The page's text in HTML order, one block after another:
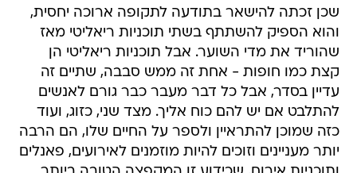
שכן זכתה להישאר בתודעה לתקופה ארוכה יחסית,
והוא הספיק להשתתף בשתי תוכניות ריאליטי מאז
שהוריד את מדי השוער. אבל תוכניות ריאליטי הן
קצת כמו חופות - אחת זה ממש סבבה, שתיים זה
עדיין בסדר, אבל כל דבר מעבר כבר גורם לאנשים
להתלבט אם יש להם כוח אליך. מצד שני, כזוג, ועוד
כזה שמוכן להתראיין ולספר על החיים שלו, הם הרבה
יותר מעניינים וזוכים להיות מוזמנים לאירועים, פאנלים